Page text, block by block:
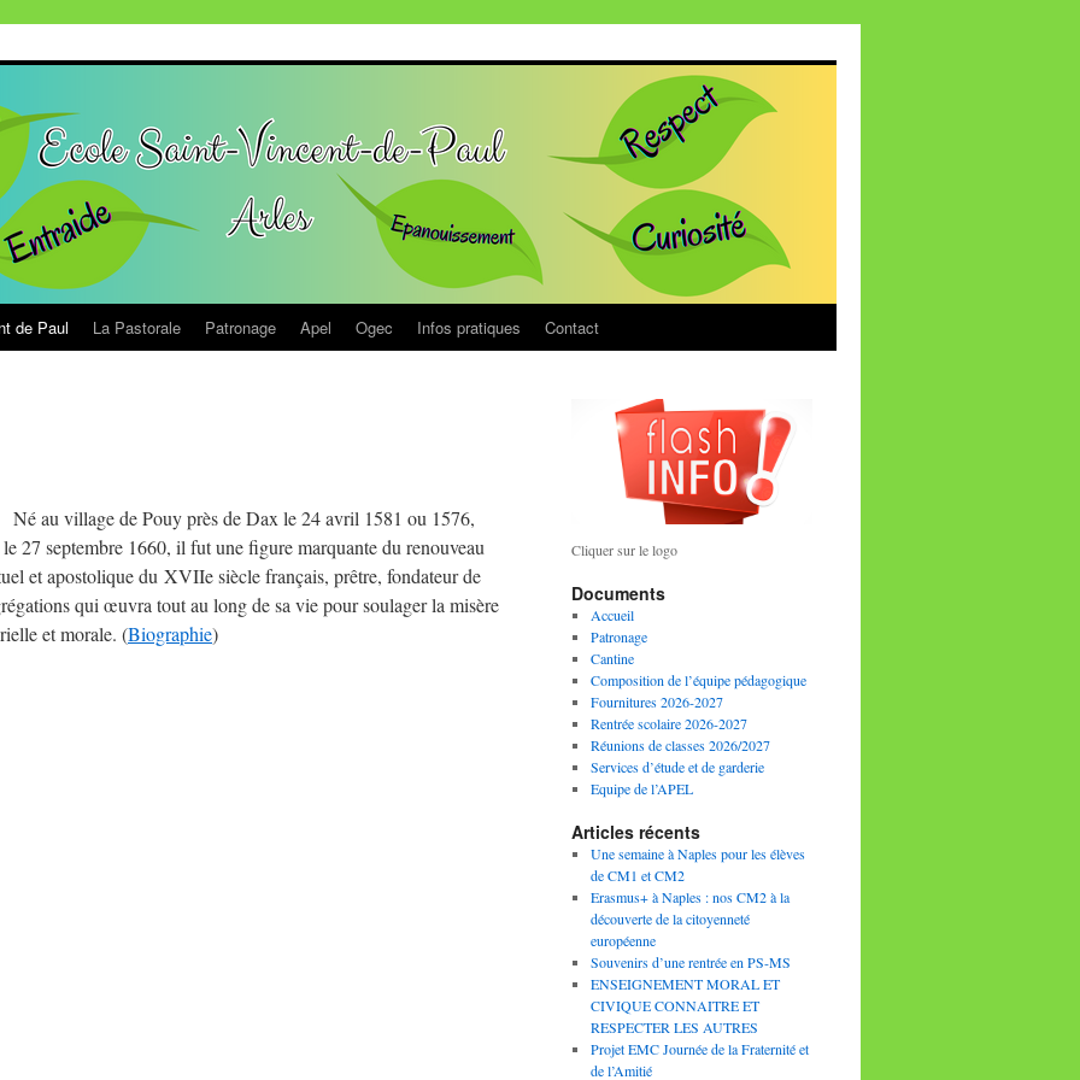
de Paul La Pastorale Patronage Apel Ogec Infos pratiques Contact
Né au village de Pouy près de Dax le 24 avril 1581 ou 1576,
27 septembre 1660, il fut une figure marquante du renouveau
et apostolique du XVIIe siècle français, prêtre, fondateur de
qui œuvra tout au long de sa vie pour soulager la misère
et morale. (Biographie)
Cliquer sur le logo
Documents
Accueil
Patronage
Cantine
Composition de l’équipe pédagogique
Fournitures 2026-2027
Rentrée scolaire 2026-2027
Réunions de classes 2026/2027
Services d’étude et de garderie
Equipe de l’APEL
Articles récents
Une semaine à Naples pour les élèves
de CM1 et CM2
Erasmus+ à Naples : nos CM2 à la
découverte de la citoyenneté
européenne
Souvenirs d’une rentrée en PS-MS
ENSEIGNEMENT MORAL ET
CIVIQUE CONNAITRE ET
RESPECTER LES AUTRES
Projet EMC Journée de la Fraternité et
de l’Amitié